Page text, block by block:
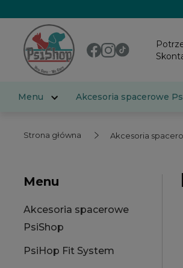
Menu Akcesoria spacerowe
Strona główna Akcesoria
Menu
Akcesoria spacerowe
PsiShop
PsiHop Fit System